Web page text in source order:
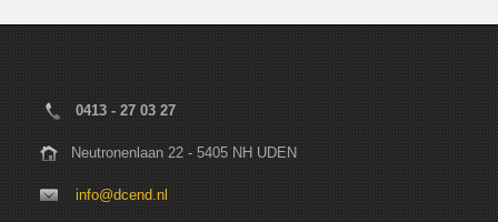
0413 - 27 03 27
Neutronenlaan 22 - 5405 NH UDEN
info@dcend.nl